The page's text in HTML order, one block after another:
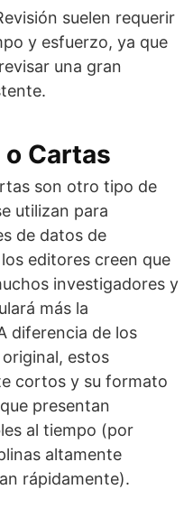
suelen requerir
y esfuerzo, ya que
una gran
Cartas
son otro tipo de
utilizan para
de datos de
editores creen que
investigadores y
más la
diferencia de los
estos
cortos y su formato
presentan
al tiempo (por
altamente
rápidamente).